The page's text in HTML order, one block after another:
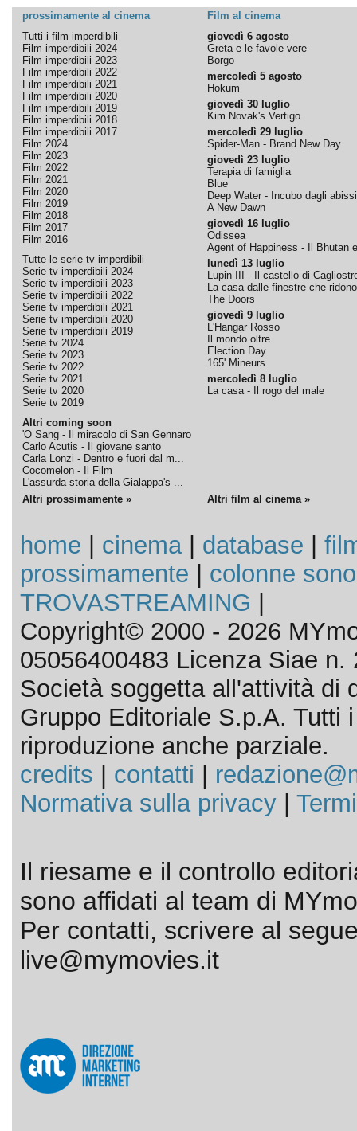
prossimamente al cinema
Film al cinema
Tutti i film imperdibili
Film imperdibili 2024
Film imperdibili 2023
Film imperdibili 2022
Film imperdibili 2021
Film imperdibili 2020
Film imperdibili 2019
Film imperdibili 2018
Film imperdibili 2017
Film 2024
Film 2023
Film 2022
Film 2021
Film 2020
Film 2019
Film 2018
Film 2017
Film 2016
Tutte le serie tv imperdibili
Serie tv imperdibili 2024
Serie tv imperdibili 2023
Serie tv imperdibili 2022
Serie tv imperdibili 2021
Serie tv imperdibili 2020
Serie tv imperdibili 2019
Serie tv 2024
Serie tv 2023
Serie tv 2022
Serie tv 2021
Serie tv 2020
Serie tv 2019
Altri coming soon
'O Sang - Il miracolo di San Gennaro
Carlo Acutis - Il giovane santo
Carla Lonzi - Dentro e fuori dal m...
Cocomelon - Il Film
L'assurda storia della Gialappa's ...
giovedì 6 agosto
Greta e le favole vere
Borgo
mercoledì 5 agosto
Hokum
giovedì 30 luglio
Kim Novak's Vertigo
mercoledì 29 luglio
Spider-Man - Brand New Day
giovedì 23 luglio
Terapia di famiglia
Blue
Deep Water - Incubo dagli abissi
A New Dawn
giovedì 16 luglio
Odissea
Agent of Happiness - Il Bhutan
lunedì 13 luglio
Lupin III - Il castello di
La casa dalle finestre che ridono
The Doors
giovedì 9 luglio
L'Hangar Rosso
Il mondo oltre
Election Day
165' Mineurs
mercoledì 8 luglio
La casa - Il rogo del male
Altri prossimamente » Altri film al cinema »
home cinema| database
prossimamente
colonne
TROVASTREAMING
Copyright© 2000 - 2026
05056400483 Licenza Siae n.
Società soggetta all'attività di
Gruppo Editoriale S.p.A. Tutti
riproduzione anche parziale.
credits
contatti
Normativa sulla privacy|
Il riesame e il controllo
sono affidati al team di
Per contatti, scrivere al
live@mymovies.it